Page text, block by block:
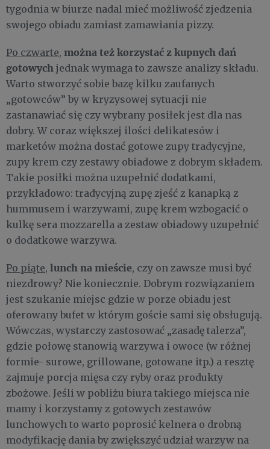
tygodnia w biurze nadal mieć możliwość zjedzenia
swojego obiadu zamiast zamawiania pizzy.
Po czwarte, można też korzystać z kupnych dań
gotowych jednak wymaga to zawsze analizy składu.
Warto stworzyć sobie bazę kilku zaufanych
„gotowców” by w kryzysowej sytuacji nie
zastanawiać się czy wybrany posiłek jest dla nas
dobry. W coraz większej ilości delikatesów i
marketów można dostać gotowe zupy tradycyjne,
zupy krem czy zestawy obiadowe z dobrym składem.
Takie posiłki można uzupełnić dodatkami,
przykładowo: tradycyjną zupę zjeść z kanapką z
hummusem i warzywami, zupę krem wzbogacić o
kulkę sera mozzarella a zestaw obiadowy uzupełnić
o dodatkowe warzywa.
Po piąte, lunch na mieście, czy on zawsze musi być
niezdrowy? Nie koniecznie. Dobrym rozwiązaniem
jest szukanie miejsc gdzie w porze obiadu jest
oferowany bufet w którym goście sami się obsługują.
Wówczas, wystarczy zastosować „zasadę talerza”,
gdzie połowę stanowią warzywa i owoce (w różnej
formie- surowe, grillowane, gotowane itp.) a resztę
zajmuje porcja mięsa czy ryby oraz produkty
zbożowe. Jeśli w pobliżu biura takiego miejsca nie
mamy i korzystamy z gotowych zestawów
lunchowych to warto poprosić kelnera o drobną
modyfikację dania by zwiększyć udział warzyw na